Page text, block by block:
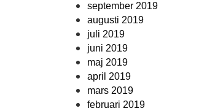
september 2019
augusti 2019
juli 2019
juni 2019
maj 2019
april 2019
mars 2019
februari 2019